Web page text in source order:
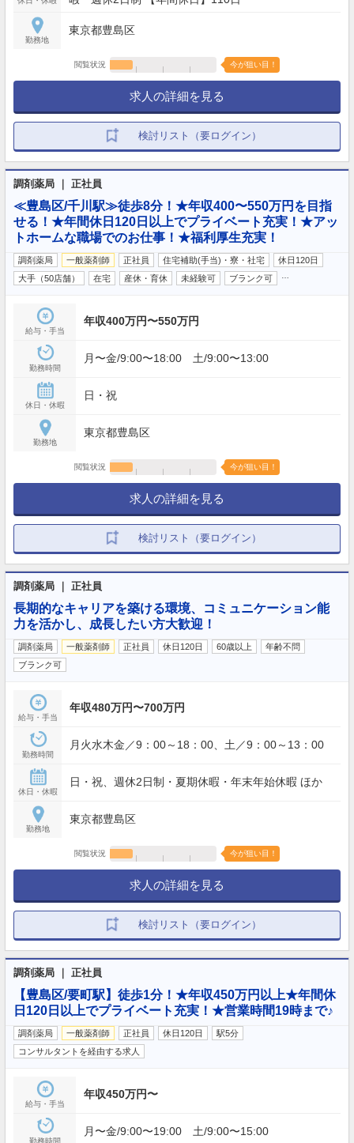
勤務地
東京都豊島区
閲覧状況 今が狙い目！
求人の詳細を見る
検討リスト（要ログイン）
調剤薬局 ｜ 正社員
≪豊島区/千川駅≫徒歩8分！★年収400〜550万円を目指
せる！★年間休日120日以上でプライベート充実！★アッ
トホームな職場でのお仕事！★福利厚生充実！
調剤薬局 一般薬剤師 正社員 住宅補助(手当)・寮・社宅
休日120日
大手（50店舗）
在宅 産休・育休 未経験可 ブランク可
給与・手当
年収400万円〜550万円
勤務時間
月〜金/9:00〜18:00 土/9:00〜13:00
休日・休暇
日・祝
勤務地
東京都豊島区
閲覧状況 今が狙い目！
求人の詳細を見る
検討リスト（要ログイン）
調剤薬局 ｜ 正社員
長期的なキャリアを築ける環境、コミュニケーション能
力を活かし、成長したい方大歓迎！
調剤薬局 一般薬剤師 正社員 休日120日 60歳以上
年齢不問
ブランク可
給与・手当
年収480万円〜700万円
勤務時間
月火水木金／9：00～18：00、土／9：00～13：00
休日・休暇
日・祝、週休2日制・夏期休暇・年末年始休暇 ほか
勤務地
東京都豊島区
閲覧状況 今が狙い目！
求人の詳細を見る
検討リスト（要ログイン）
調剤薬局 ｜ 正社員
【豊島区/要町駅】徒歩1分！★年収450万円以上★年間休
日120日以上でプライベート充実！★営業時間19時まで♪
調剤薬局 一般薬剤師 正社員 休日120日
駅5分
コンサルタントを経由する求人
給与・手当
年収450万円〜
勤務時間
月〜金/9:00〜19:00 土/9:00〜15:00